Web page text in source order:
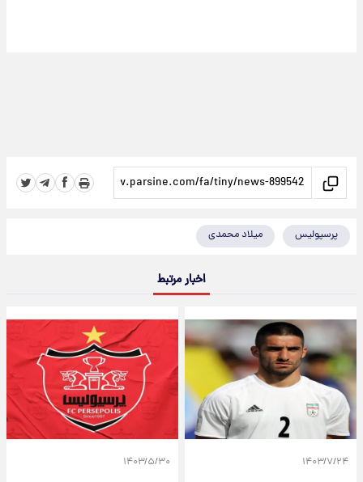
پرسپولیس میلاد محمدی
اخبار مرتبط
۱۴۰۳/۷/۲۴ ۱۴۰۳/۵/۳۰